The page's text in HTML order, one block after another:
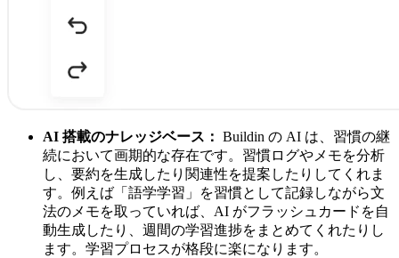
AI 搭載のナレッジベース： Buildin の AI は、習慣の継
続において画期的な存在です。習慣ログやメモを分析
し、要約を生成したり関連性を提案したりしてくれま
す。例えば「語学学習」を習慣として記録しながら文
法のメモを取っていれば、AI がフラッシュカードを自
動生成したり、週間の学習進捗をまとめてくれたりし
ます。学習プロセスが格段に楽になります。